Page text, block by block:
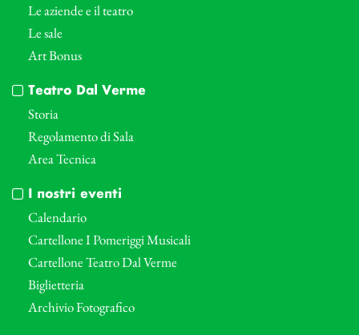
Le aziende e il teatro
Le sale
Art Bonus
Teatro Dal Verme
Storia
Regolamento di Sala
Area Tecnica
I nostri eventi
Calendario
Cartellone I Pomeriggi Musicali
Cartellone Teatro Dal Verme
Biglietteria
Archivio Fotografico